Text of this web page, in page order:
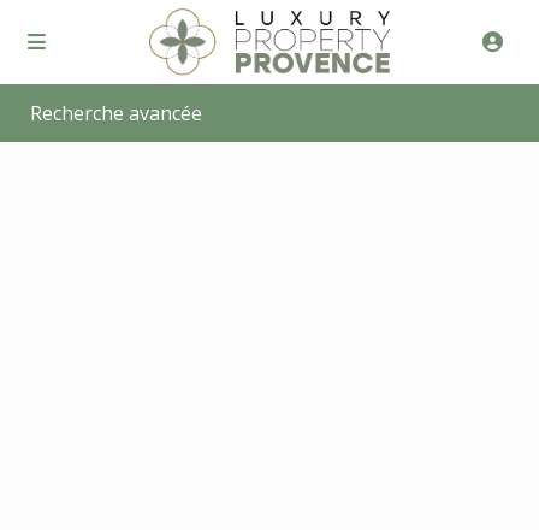
Recherche avancée